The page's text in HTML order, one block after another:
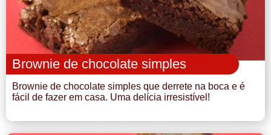
Brownie de chocolate simples
Brownie de chocolate simples que derrete na boca e é
fácil de fazer em casa. Uma delícia irresistível!